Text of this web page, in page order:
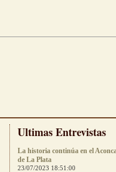
Ultimas Entrevistas
La historia continúa en el
de La Plata
23/07/2023 18:51:00